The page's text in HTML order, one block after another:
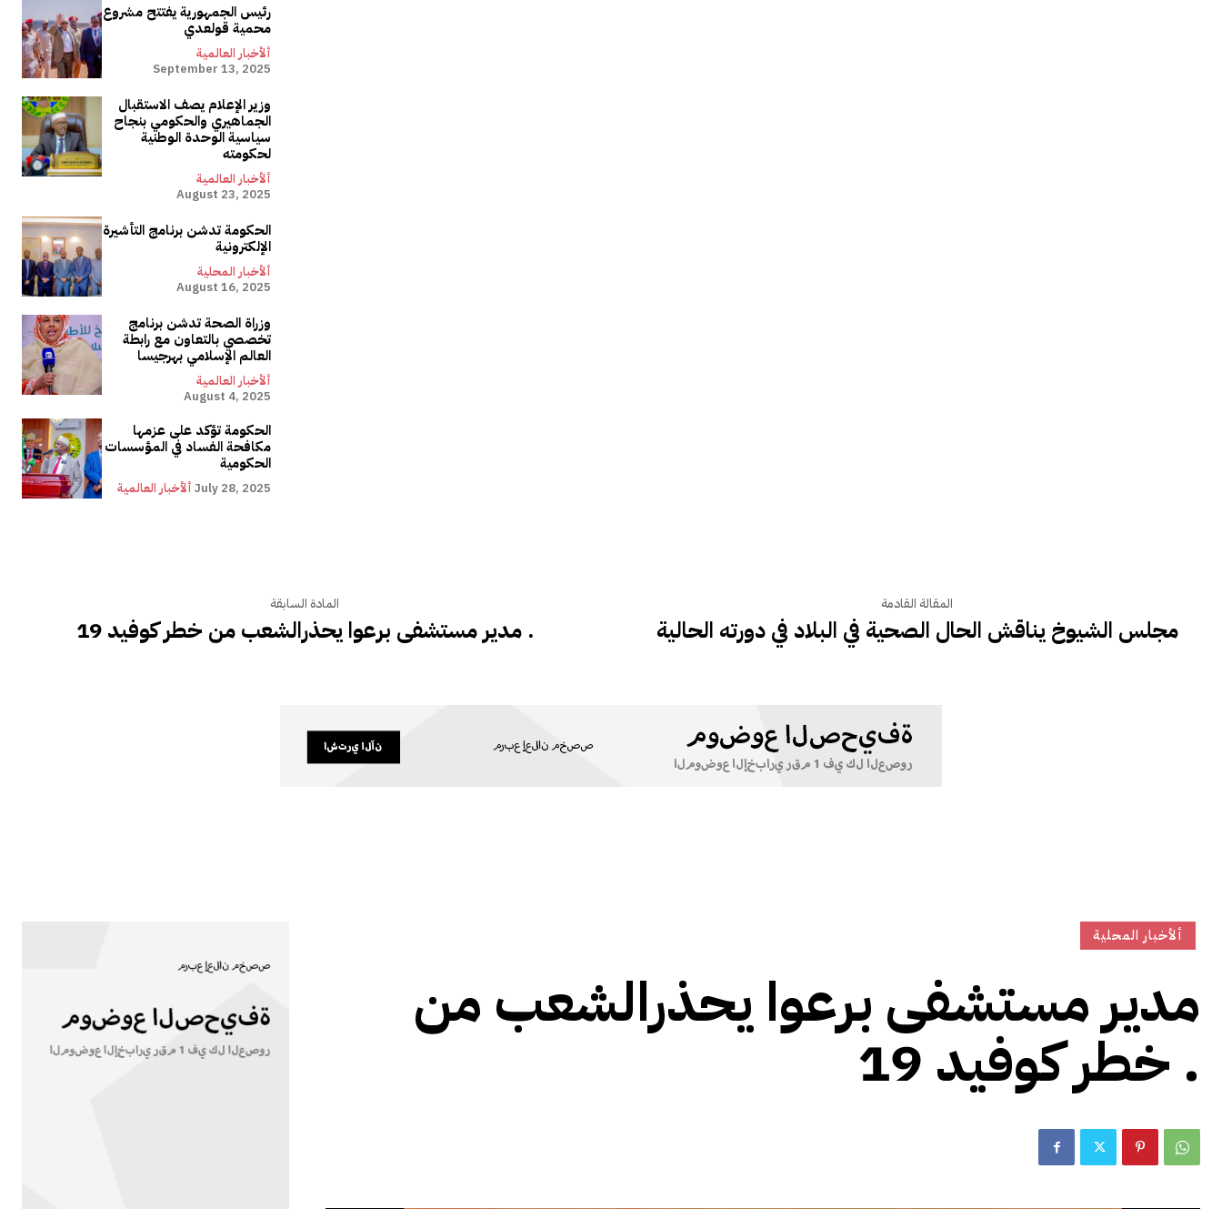
رئيس الجمهورية يفتتح مشروع
محمية قولعدي
ألأخبار العالمية
September 13, 2025
وزير الإعلام يصف الاستقبال
الجماهيري والحكومي بنجاح
سياسية الوحدة الوطنية
لحكومته
ألأخبار العالمية
August 23, 2025
الحكومة تدشن برنامج التأشيرة
الإلكترونية
ألأخبار المحلية
August 16, 2025
وزراة الصحة تدشن برنامج
تخصصي بالتعاون مع رابطة
العالم الإسلامي بهرجيسا
ألأخبار العالمية
August 4, 2025
الحكومة تؤكد على عزمها
مكافحة الفساد في المؤسسات
الحكومية
ألأخبار العالمية July 28, 2025
المادة السابقة
مدير مستشفى برعوا يحذرالشعب من خطر كوفيد 19 .
المقالة القادمة
مجلس الشيوخ يناقش الحال الصحية في البلاد في دورته الحالية